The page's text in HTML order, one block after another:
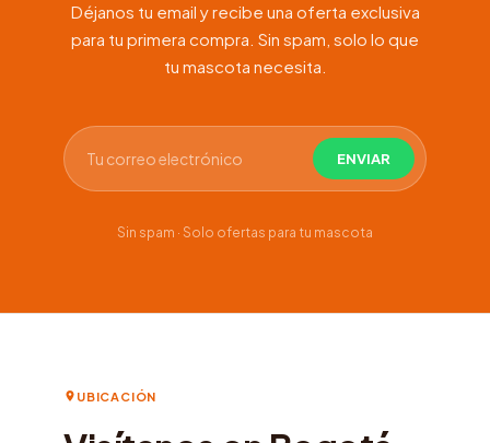
Déjanos tu email y recibe una oferta exclusiva
para tu primera compra. Sin spam, solo lo que
tu mascota necesita.
Sin spam · Solo ofertas para tu mascota
UBICACIÓN